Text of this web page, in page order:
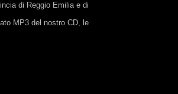
di Reggio Emilia e di
MP3 del nostro CD, le